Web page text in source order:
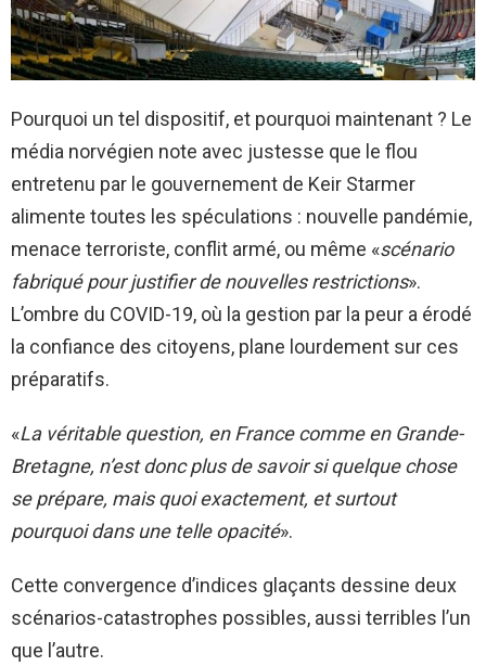
Pourquoi un tel dispositif, et pourquoi maintenant ? Le
média norvégien note avec justesse que le flou
entretenu par le gouvernement de Keir Starmer
alimente toutes les spéculations : nouvelle pandémie,
menace terroriste, conflit armé, ou même «scénario
fabriqué pour justifier de nouvelles restrictions».
L’ombre du COVID-19, où la gestion par la peur a érodé
la confiance des citoyens, plane lourdement sur ces
préparatifs.
«La véritable question, en France comme en Grande-
Bretagne, n’est donc plus de savoir si quelque chose
se prépare, mais quoi exactement, et surtout
pourquoi dans une telle opacité».
Cette convergence d’indices glaçants dessine deux
scénarios-catastrophes possibles, aussi terribles l’un
que l’autre.